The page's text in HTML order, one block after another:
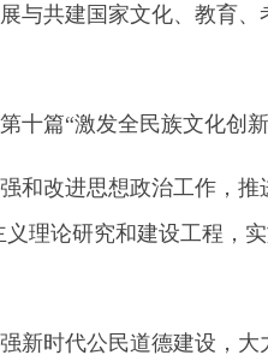
与共建国家文化、教育、
十篇“激发全民族文化创
和改进思想政治工作，推
义理论研究和建设工程，
新时代公民道德建设，大